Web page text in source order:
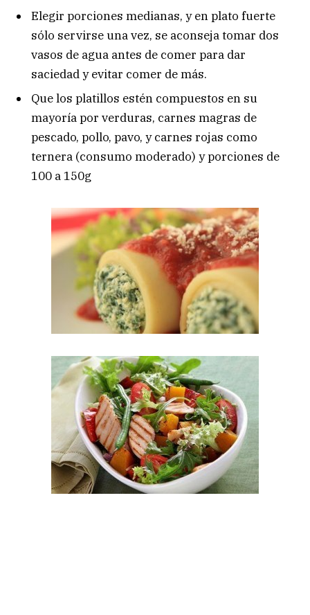
Elegir porciones medianas, y en plato fuerte
sólo servirse una vez, se aconseja tomar dos
vasos de agua antes de comer para dar
saciedad y evitar comer de más.
Que los platillos estén compuestos en su
mayoría por verduras, carnes magras de
pescado, pollo, pavo, y carnes rojas como
ternera (consumo moderado) y porciones de
100 a 150g